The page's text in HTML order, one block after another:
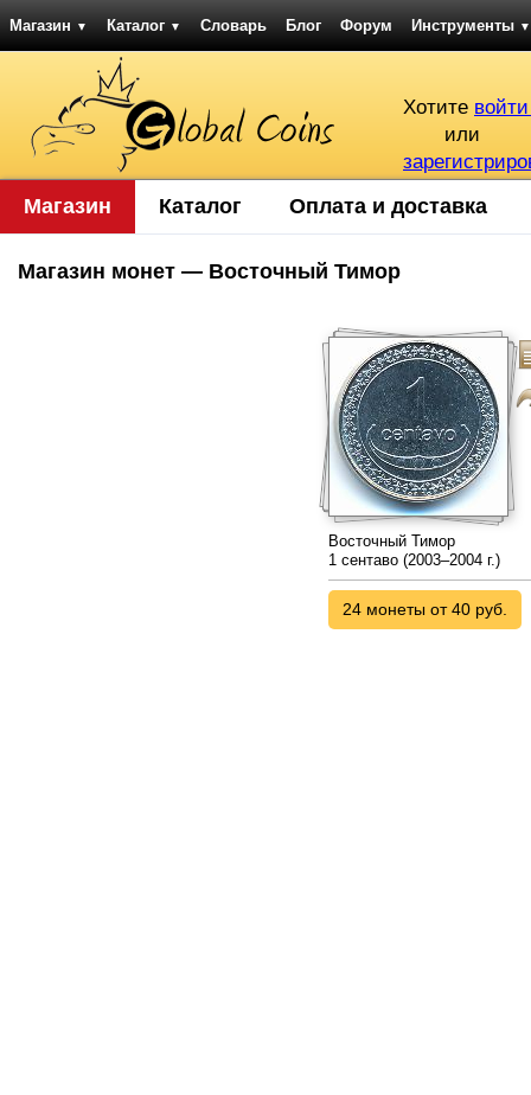
Магазин ▼ Каталог ▼ Словарь Блог Форум Инструменты ▼
Хотите
или
Магазин Каталог Оплата и доставка
Магазин монет — Восточный Тимор
Восточный Тимор
1 сентаво (2003–2004 г.)
24 монеты от 40 руб.